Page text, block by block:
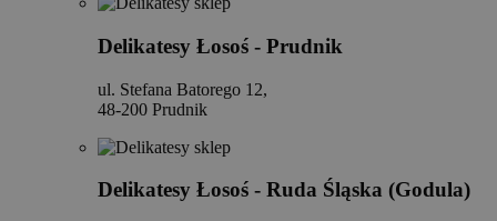
Delikatesy Łosoś - Prudnik
ul. Stefana Batorego 12,
48-200 Prudnik
Delikatesy Łosoś - Ruda Śląska (Godula)